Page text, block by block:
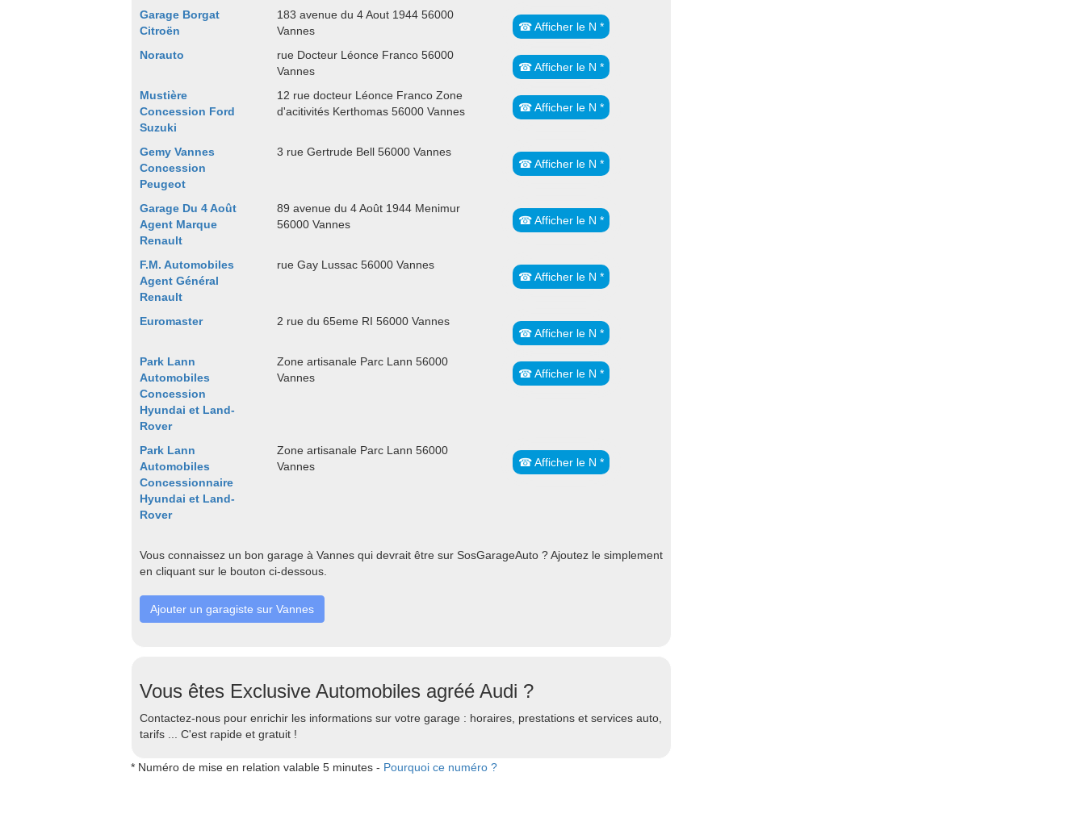
Garage Borgat
Citroën
183 avenue du 4 Aout 1944 56000
Vannes
☎ Afficher le N *
Norauto
rue Docteur Léonce Franco 56000
Vannes
☎ Afficher le N *
Mustière
Concession Ford
Suzuki
12 rue docteur Léonce Franco Zone
d'acitivités Kerthomas 56000 Vannes
☎ Afficher le N *
Gemy Vannes
Concession
Peugeot
3 rue Gertrude Bell 56000 Vannes
☎ Afficher le N *
Garage Du 4 Août
Agent Marque
Renault
89 avenue du 4 Août 1944 Menimur
56000 Vannes
☎ Afficher le N *
F.M. Automobiles
Agent Général
Renault
rue Gay Lussac 56000 Vannes
☎ Afficher le N *
Euromaster
2 rue du 65eme RI 56000 Vannes
☎ Afficher le N *
Park Lann
Automobiles
Concession
Hyundai et Land-
Rover
Zone artisanale Parc Lann 56000
Vannes
☎ Afficher le N *
Park Lann
Automobiles
Concessionnaire
Hyundai et Land-
Rover
Zone artisanale Parc Lann 56000
Vannes
☎ Afficher le N *
Vous connaissez un bon garage à Vannes qui devrait être sur SosGarageAuto ? Ajoutez le simplement
en cliquant sur le bouton ci-dessous.
Ajouter un garagiste sur Vannes
Vous êtes Exclusive Automobiles agréé Audi ?
Contactez-nous pour enrichir les informations sur votre garage : horaires, prestations et services auto,
tarifs ... C'est rapide et gratuit !
* Numéro de mise en relation valable 5 minutes - Pourquoi ce numéro ?